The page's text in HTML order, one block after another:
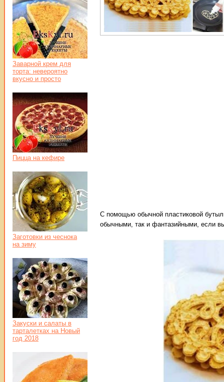
С помощью обычной пластиковой
обычными, так и фантазийными, если
Заварной крем для
торта: невероятно
вкусно и просто
Пицца на кефире
Заготовки из чеснока
на зиму
Закуски и салаты в
тарталетках на Новый
год 2018